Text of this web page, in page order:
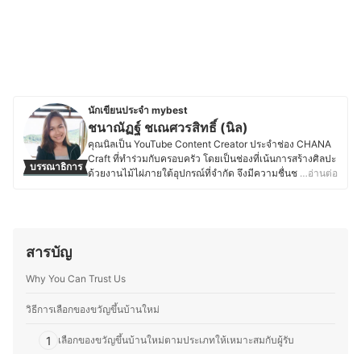
บรรณาธิการ
นักเขียนประจำ mybest
ชนาณัฏฐ์ ชเณศวรสิทธิ์ (นิล)
คุณนิลเป็น YouTube Content Creator ประจำช่อง CHANA
Craft ที่ทำร่วมกับครอบครัว โดยเป็นช่องที่เน้นการสร้างศิลปะ
ด้วยงานไม้ไผ่ภายใต้อุปกรณ์ที่จำกัด จึงมีความชื่นชอบการ
ชนบท โดยมีความเชื่อว่าวัตถุมงคลเหล่านี้เป็นเสมือน “บันทึก
ภูมิปัญญาของกลุ่มชนเอาไว้อย่างแยบยล จึงได้นำมาถ่ายทอด
และกลั่นกลิ่นอายเหล่านี้ผ่านบทความให้กับ mybest
ประวัติของ ชนาณัฏฐ์ ชเณศวรสิทธิ์ (นิล)
…อ่านต่อ
สารบัญ
Why You Can Trust Us
วิธีการเลือกของขวัญขึ้นบ้านใหม่
1 เลือกของขวัญขึ้นบ้านใหม่ตามประเภทให้เหมาะสมกับผู้รับ